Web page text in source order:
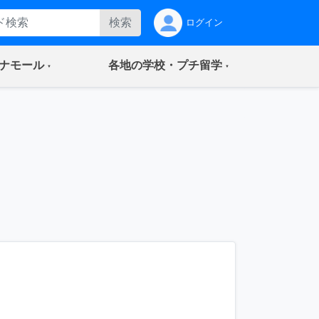
検索 ログイン
モール(current) 各地の学校・プチ留学(current)